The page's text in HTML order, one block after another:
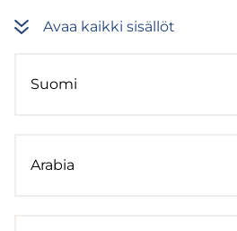
Avaa kaik­ki si­säl­löt
Suomi
Ara­bia